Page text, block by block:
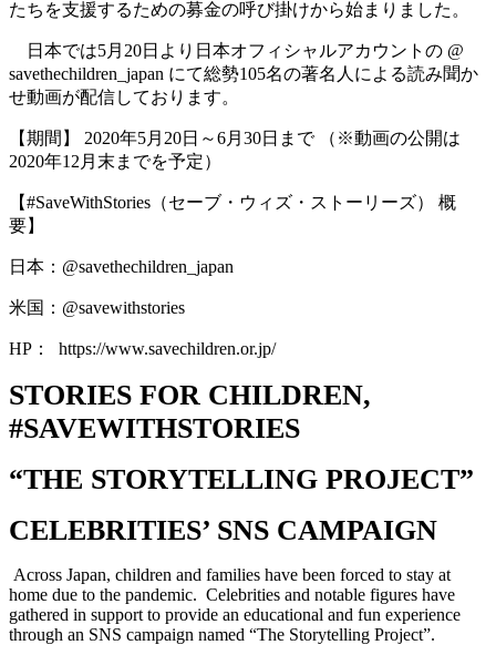
たちを支援するための募金の呼び掛けから始まりました。
日本では5月 20日より日本オフィシャルアカウントの @
savethechildren_japan にて総勢105名の著名人による読み聞か
せ動画が配信しております。
【期間】 2020年5月 20日～6月 30日まで （ ※動画の公開は
2020年12 月末までを予定）
【#SaveWithStories （セーブ・ウィズ・ストーリーズ） 概
要】
日本： @savethechildren_japan
米国： @savewithstories
HP ： https://www.savechildren.or.jp/
STORIES FOR CHILDREN,
#SAVEWITHSTORIES
“THE STORYTELLING PROJECT”
CELEBRITIES’ SNS CAMPAIGN
Across Japan, children and families have been forced to stay at
home due to the pandemic. Celebrities and notable figures have
gathered in support to provide an educational and fun experience
through an SNS campaign named “The Storytelling Project”.